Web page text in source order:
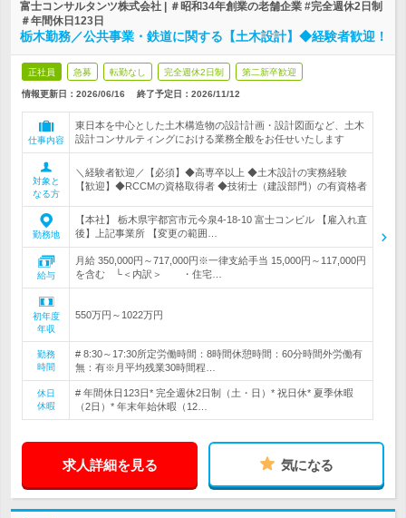
富士コンサルタンツ株式会社 | ＃昭和34年創業の老舗企業 #完全週休2日制
＃年間休日123日
栃木勤務／公共事業・鉄道に関する【土木設計】◆経験者歓迎！
正社員 急募 転勤なし 完全週休2日制 第二新卒歓迎
情報更新日：2026/06/16 終了予定日： 2026/11/12
仕事内容
東日本を中心とした土木構造物の設計計画・設計図面など、土木
設計コンサルティングにおける業務全般をお任せいたします
対象と
なる方
＼経験者歓迎／【必須】◆高専卒以上 ◆土木設計の実務経験
【歓迎】◆RCCMの資格取得者 ◆技術士（建設部門）の有資格者
勤務地
【本社】 栃木県宇都宮市元今泉4-18-10 富士コンビル 【雇入れ直
後】上記事業所 【変更の範囲…
給与
月給 350,000円～717,000円※一律支給手当 15,000円～117,000円
を含む └＜内訳＞ ・住宅…
初年度
年収
550万円～1022万円
勤務
時間
# 8:30～17:30所定労働時間：8時間休憩時間：60分時間外労働有
無：有※月平均残業30時間程…
休日
休暇
# 年間休日123日* 完全週休2日制（土・日）* 祝日休* 夏季休暇
（2日）* 年末年始休暇（12…
求人詳細を見る 気になる